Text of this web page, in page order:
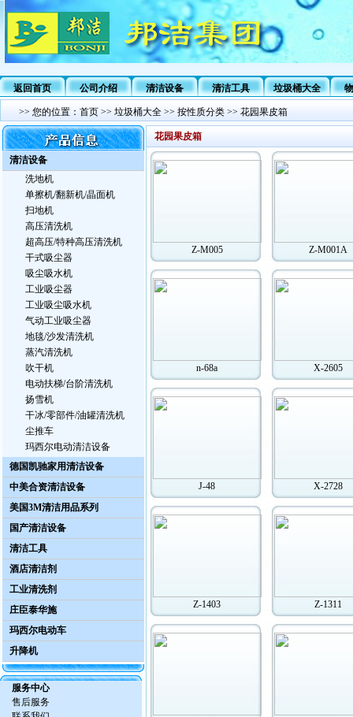
返回首页 公司介绍 清洁设备 清洁工具 垃圾桶大全
>> 您的位置： 首页 >> 垃圾桶大全 >> 按性质分类 >> 花园果皮箱
清洁设备
洗地机
单擦机/翻新机/晶面机
扫地机
高压清洗机
超高压/特种高压清洗机
干式吸尘器
吸尘吸水机
工业吸尘器
工业吸尘吸水机
气动工业吸尘器
地毯/沙发清洗机
蒸汽清洗机
吹干机
电动扶梯/台阶清洗机
扬雪机
干冰/零部件/油罐清洗机
尘推车
玛西尔电动清洁设备
德国凯驰家用清洁设备
中美合资清洁设备
美国3M清洁用品系列
国产清洁设备
清洁工具
酒店清洁剂
工业清洗剂
庄臣泰华施
玛西尔电动车
升降机
服务中心
售后服务
花园果皮箱
Z-M005 Z-M001A
n-68a X-2605
J-48 X-2728
Z-1403 Z-1311